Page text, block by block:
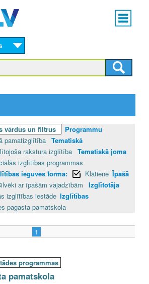
Main
menu
vārdus un filtrus
Programmu
pamatizglītība Tematiskā
rakstura izglītība Tematiskā joma
izglītības programmas
ieguves forma: Klātiene Īpašā
ar īpašām vajadzībām
Izglītotāja
izglītības iestāde Izglītības
pagasta pamatskola
1
programmas
pamatskola